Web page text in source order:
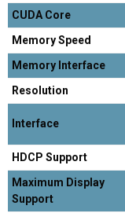
CUDA Core
Memory Speed
Memory Interface
Resolution
Interface
HDCP Support
Maximum Display
Support